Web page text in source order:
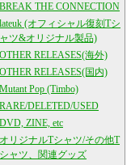
BREAK THE CONNECTION
lateuk (オフィシャル復刻Tシ
ャツ&オリジナル製品)
OTHER RELEASES(海外)
OTHER RELEASES(国内)
Mutant Pop (Timbo)
RARE/DELETED/USED
DVD, ZINE, etc
オリジナルTシャツ/その他T
シャツ、関連グッズ